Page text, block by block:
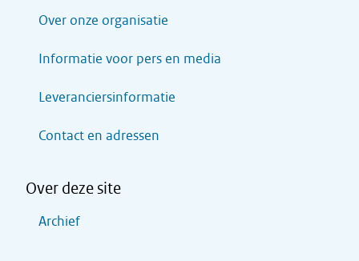
Over onze organisatie
Informatie voor pers en media
Leveranciersinformatie
Contact en adressen
Over deze site
Archief